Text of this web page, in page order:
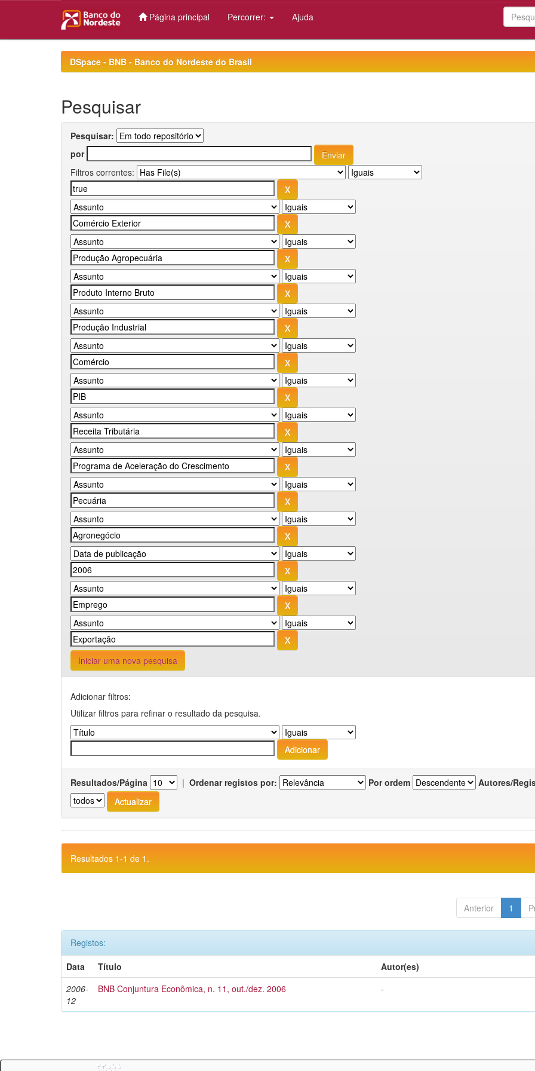
Página principal Percorrer: Ajuda
DSpace - BNB - Banco do Nordeste do Brasil
Pesquisar
Pesquisar:
por
Filtros correntes:
Iniciar uma nova pesquisa
Adicionar filtros:
Utilizar filtros para refinar o resultado da pesquisa.
Resultados/Página | Ordenar registos por: Por ordem Autores/
Resultados 1-1 de 1.
Anterior 1
Registos:
Data
Título
Autor(es)
2006-
12
BNB Conjuntura Econômica, n. 11, out./dez. 2006 -